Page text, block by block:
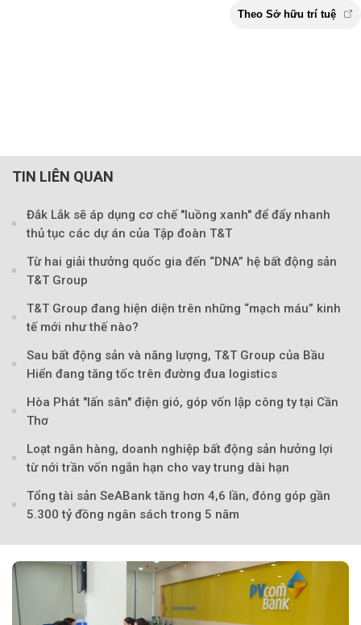
TIN LIÊN QUAN
Đắk Lắk sẽ áp dụng cơ chế "luồng xanh" để đẩy nhanh
thủ tục các dự án của Tập đoàn T&T
Từ hai giải thưởng quốc gia đến “DNA” hệ bất động sản
T&T Group
T&T Group đang hiện diện trên những “mạch máu” kinh
tế mới như thế nào?
Sau bất động sản và năng lượng, T&T Group của Bầu
Hiển đang tăng tốc trên đường đua logistics
Hòa Phát "lấn sân" điện gió, góp vốn lập công ty tại Cần
Thơ
Loạt ngân hàng, doanh nghiệp bất động sản hưởng lợi
từ nới trần vốn ngắn hạn cho vay trung dài hạn
Tổng tài sản SeABank tăng hơn 4,6 lần, đóng góp gần
5.300 tỷ đồng ngân sách trong 5 năm